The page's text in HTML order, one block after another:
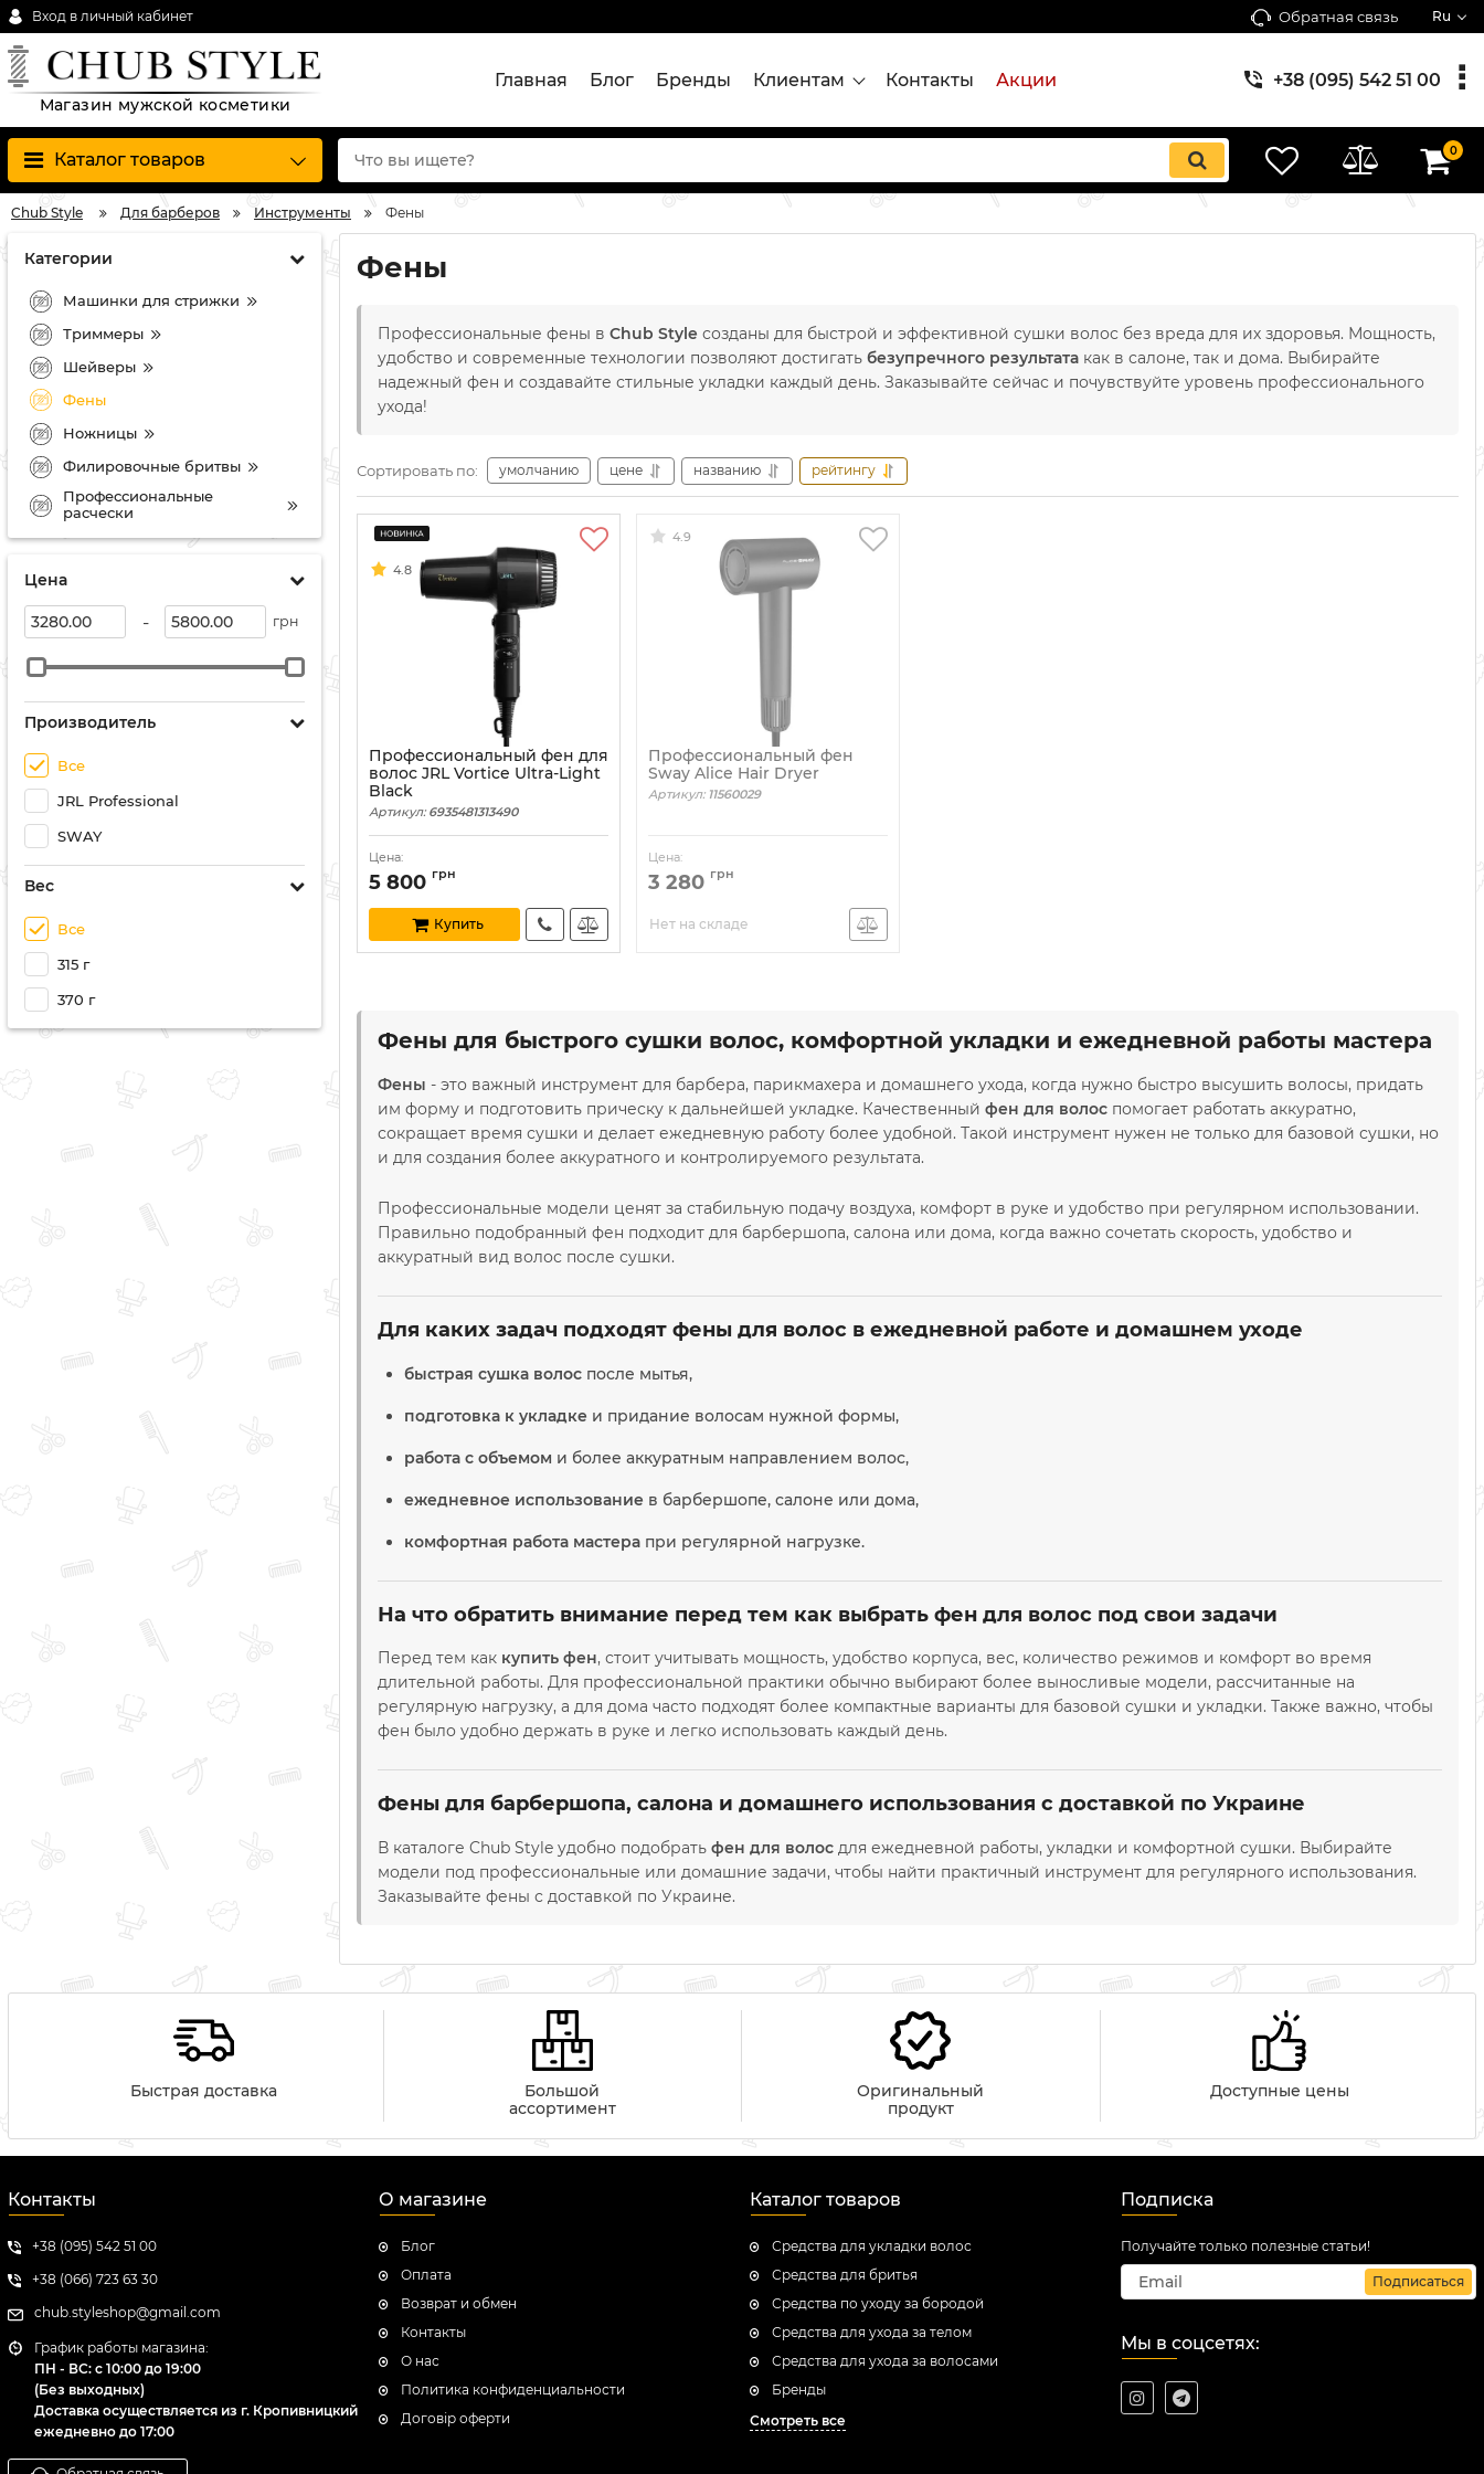
Вход в личный кабинет Обратная связь Ru
Магазин мужской косметики
Главная Блог Бренды Клиентам Контакты Акции +38 (095) 542 51 00
Каталог товаров 0
Chub Style Для барберов Инструменты Фены
Категории
Машинки для стрижки
Триммеры
Шейверы
Фены
Ножницы
Филировочные бритвы
Профессиональные
расчески
Цена
- грн
Производитель
Все
JRL Professional
SWAY
Вес
Все
315 г
370 г
Фены
Профессиональные фены в Chub Style созданы для быстрой и эффективной сушки волос без вреда для их здоровья. Мощность,
удобство и современные технологии позволяют достигать безупречного результата как в салоне, так и дома. Выбирайте
надежный фен и создавайте стильные укладки каждый день. Заказывайте сейчас и почувствуйте уровень профессионального
ухода!
Сортировать по: умолчанию цене названию рейтингу
4.8
Профессиональный фен для
волос JRL Vortice Ultra-Light
Black
Артикул: 6935481313490
Цена:
5 800 грн
Купить
4.9
Профессиональный фен
Sway Alice Hair Dryer
Артикул: 11560029
Цена:
3 280 грн
Нет на складе
Фены для быстрого сушки волос, комфортной укладки и ежедневной работы мастера
Фены - это важный инструмент для барбера, парикмахера и домашнего ухода, когда нужно быстро высушить волосы, придать
им форму и подготовить прическу к дальнейшей укладке. Качественный фен для волос помогает работать аккуратно,
сокращает время сушки и делает ежедневную работу более удобной. Такой инструмент нужен не только для базовой сушки, но
и для создания более аккуратного и контролируемого результата.
Профессиональные модели ценят за стабильную подачу воздуха, комфорт в руке и удобство при регулярном использовании.
Правильно подобранный фен подходит для барбершопа, салона или дома, когда важно сочетать скорость, удобство и
аккуратный вид волос после сушки.
Для каких задач подходят фены для волос в ежедневной работе и домашнем уходе
быстрая сушка волос после мытья,
подготовка к укладке и придание волосам нужной формы,
работа с объемом и более аккуратным направлением волос,
ежедневное использование в барбершопе, салоне или дома,
комфортная работа мастера при регулярной нагрузке.
На что обратить внимание перед тем как выбрать фен для волос под свои задачи
Перед тем как купить фен, стоит учитывать мощность, удобство корпуса, вес, количество режимов и комфорт во время
длительной работы. Для профессиональной практики обычно выбирают более выносливые модели, рассчитанные на
регулярную нагрузку, а для дома часто подходят более компактные варианты для базовой сушки и укладки. Также важно, чтобы
фен было удобно держать в руке и легко использовать каждый день.
Фены для барбершопа, салона и домашнего использования с доставкой по Украине
В каталоге Chub Style удобно подобрать фен для волос для ежедневной работы, укладки и комфортной сушки. Выбирайте
модели под профессиональные или домашние задачи, чтобы найти практичный инструмент для регулярного использования.
Заказывайте фены с доставкой по Украине.
Быстрая доставка
Большой
ассортимент
Оригинальный
продукт
Доступные цены
Контакты
+38 (095) 542 51 00
+38 (066) 723 63 30
chub.styleshop@gmail.com
График работы магазина:
ПН - ВС: с 10:00 до 19:00
(Без выходных)
Доставка осуществляется из г. Кропивницкий
ежедневно до 17:00
О магазине
Блог
Оплата
Возврат и обмен
Контакты
О нас
Политика конфиденциальности
Договір оферти
Каталог товаров
Средства для укладки волос
Средства для бритья
Средства по уходу за бородой
Средства для ухода за телом
Средства для ухода за волосами
Бренды
Смотреть все
Подписка
Получайте только полезные статьи!
Подписаться
Мы в соцсетях: